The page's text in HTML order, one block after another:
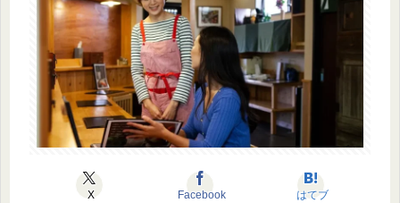
X Facebook はてブ